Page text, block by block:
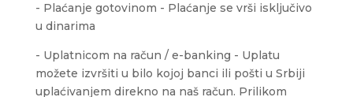
- Plaćanje gotovinom - Plaćanje se vrši isključivo
u dinarima
- Uplatnicom na račun / e-banking - Uplatu
možete izvršiti u bilo kojoj banci ili pošti u Srbiji
uplaćivanjem direkno na naš račun. Prilikom